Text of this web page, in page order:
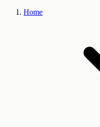
Home